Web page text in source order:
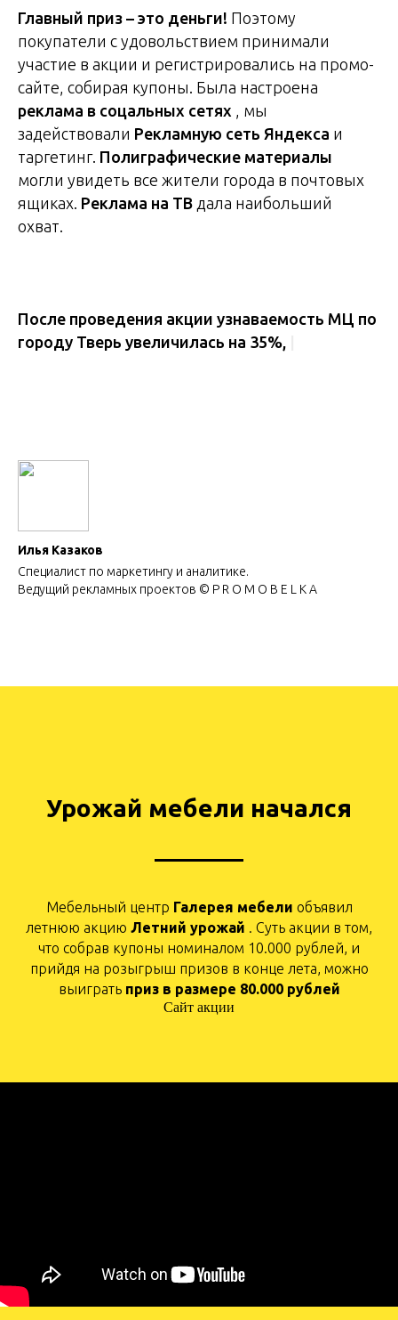
Главный приз – это деньги! Поэтому
покупатели с удовольствием принимали
участие в акции и регистрировались на промо-
сайте, собирая купоны. Была настроена
реклама в соцальных сетях , мы
задействовали Рекламную сеть Яндекса и
таргетинг. Полиграфические материалы
могли увидеть все жители города в почтовых
ящиках. Реклама на ТВ дала наибольший
охват.
После проведения акции узнаваемость МЦ по
городу Тверь увеличилась на 35%,
Илья Казаков
Специалист по маркетингу и аналитике.
Ведущий рекламных проектов © P R O M O B E L K A
Урожай мебели начался
Мебельный центр Галерея мебели объявил
летнюю акцию Летний урожай . Суть акции в том,
что собрав купоны номиналом 10.000 рублей, и
прийдя на розыгрыш призов в конце лета, можно
выиграть приз в размере 80.000 рублей
Сайт акции